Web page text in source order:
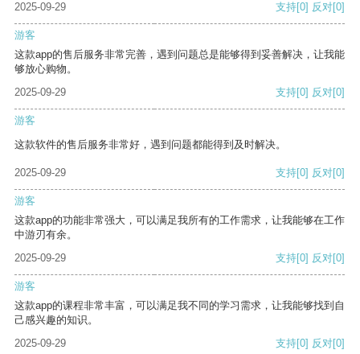
2025-09-29
支持[0] 反对[0]
游客
这款app的售后服务非常完善，遇到问题总是能够得到妥善解决，让我能
够放心购物。
2025-09-29
支持[0] 反对[0]
游客
这款软件的售后服务非常好，遇到问题都能得到及时解决。
2025-09-29 支持[0] 反对[0]
游客
这款app的功能非常强大，可以满足我所有的工作需求，让我能够在工作
中游刃有余。
2025-09-29
支持[0] 反对[0]
游客
这款app的课程非常丰富，可以满足我不同的学习需求，让我能够找到自
己感兴趣的知识。
2025-09-29
支持[0] 反对[0]